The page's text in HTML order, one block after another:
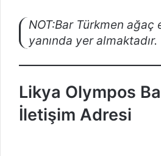
NOT:Bar Türkmen ağaç
yanında yer almaktadır.
Likya Olympos
İletişim Adresi